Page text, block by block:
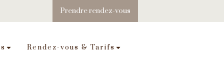
Prendre rendez-vous
Rendez-vous & Tarifs